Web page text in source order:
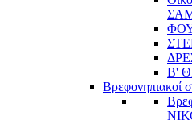
Β'
Βρεφονηπιακοί